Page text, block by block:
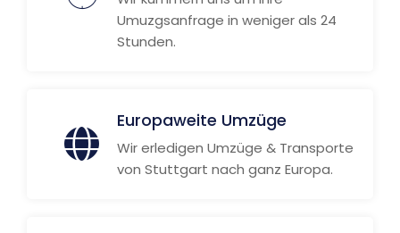
Umuzgsanfrage in weniger als 24
Stunden.
Europaweite Umzüge
Wir erledigen Umzüge & Transporte
von Stuttgart nach ganz Europa.